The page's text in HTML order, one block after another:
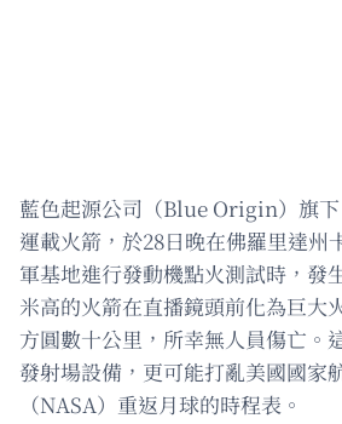
藍色起源公司（Blue Origin）旗
運載火箭，於28日晚在佛羅里達州
軍基地進行發動機點火測試時，發
米高的火箭在直播鏡頭前化為巨大
方圓數十公里，所幸無人員傷亡。
發射場設備，更可能打亂美國國家
（NASA）重返月球的時程表。